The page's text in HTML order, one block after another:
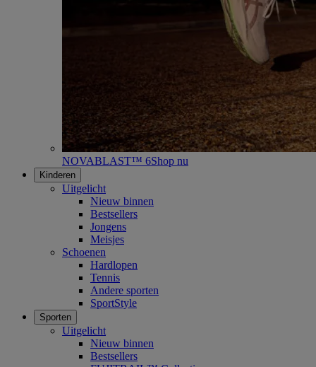
NOVABLAST™ 6Shop nu
Kinderen
Uitgelicht
Nieuw binnen
Bestsellers
Jongens
Meisjes
Schoenen
Hardlopen
Tennis
Andere sporten
SportStyle
Sporten
Uitgelicht
Nieuw binnen
Bestsellers